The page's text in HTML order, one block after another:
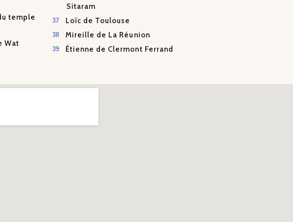
temple
Wat
Sitaram
Loïc de Toulouse
Mireille de La Réunion
Étienne de Clermont Ferrand